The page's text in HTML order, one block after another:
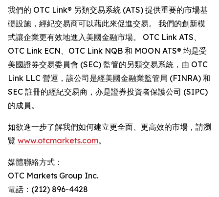
我們的 OTC Link® 另類交易系統 (ATS) 提供重要的市場基
礎設施，經紀交易商可以藉此來促進交易。 我們的創新模
式讓企業更有效地進入美國金融市場。 OTC Link ATS、
OTC Link ECN、OTC Link NQB 和 MOON ATS® 均是受
美國證券交易委員會 (SEC) 監管的另類交易系統，由 OTC
Link LLC 營運，該公司是經美國金融業監管局 (FINRA) 和
SEC 註冊的經紀交易商，亦是證券投資者保護公司 (SIPC)
的成員。
如欲進一步了解我們如何建立更全面、更高效的市場，請瀏
覽 www.otcmarkets.com。
媒體聯絡方式：
OTC Markets Group Inc.
電話：(212) 896-4428